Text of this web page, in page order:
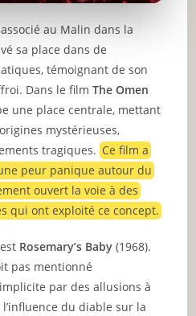
au Malin dans la
sa place dans de
témoignant de son
Dans le filmThe Omen
une place centrale, mettant
mystérieuses,
tragiques.Ce film a
peur panique autour du
ouvert la voie à des
qui ont exploité ce concept.
Rosemary’s Baby (1968).
pas mentionné
par des allusions à
du diable sur la